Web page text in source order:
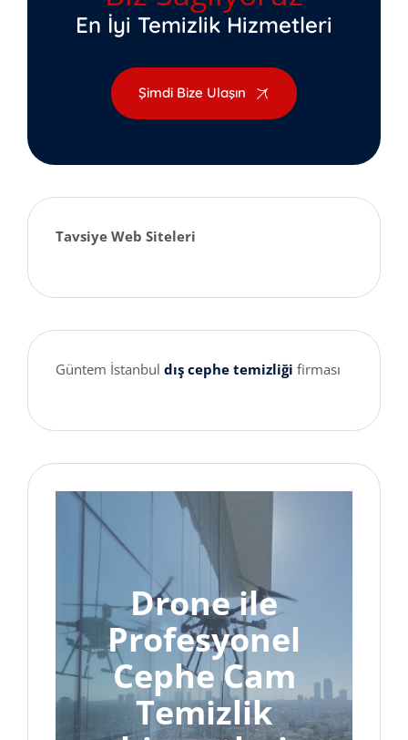
En İyi Temizlik Hizmetleri
Şimdi Bize Ulaşın
Tavsiye Web Siteleri
Güntem İstanbul dış cephe temizliği firması
Drone ile
Profesyonel
Cephe Cam
Temizlik